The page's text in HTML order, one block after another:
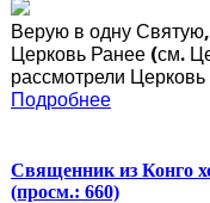
Верую в одну
Церковь Ранее (см.
рассмотрели
Подробнее
Священник из Конго
(просм.: 660)